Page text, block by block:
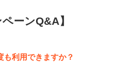
ーンQ&A】
も利用できますか？